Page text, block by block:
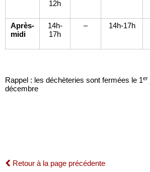
12h
Après-
midi
14h-
17h
– 14h-17h
Rappel : les déchèteries sont fermées le 1er
décembre
Retour à la page précédente